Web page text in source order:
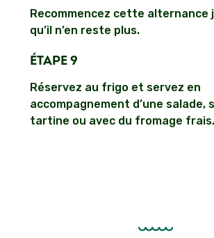
Recommencez cette alternance
qu’il n’en reste plus.
ÉTAPE 9
Réservez au frigo et servez en
accompagnement d’une salade,
tartine ou avec du fromage frais.